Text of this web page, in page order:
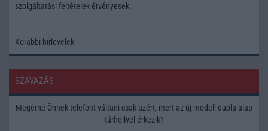
szolgáltatási feltételek érvényesek.
Korábbi hírlevelek
SZAVAZÁS
Megérné Önnek telefont váltani csak azért, mert az új modell dupla alap
tárhellyel érkezik?